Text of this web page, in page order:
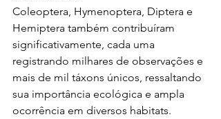
Coleoptera, Hymenoptera, Diptera e
Hemiptera também contribuíram
significativamente, cada uma
registrando milhares de observações e
mais de mil táxons únicos, ressaltando
sua importância ecológica e ampla
ocorrência em diversos habitats.